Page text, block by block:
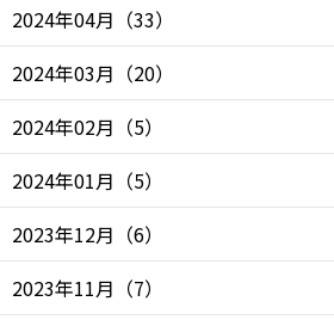
2024年04月 （33）
2024年03月 （20）
2024年02月 （5）
2024年01月 （5）
2023年12月 （6）
2023年11月 （7）